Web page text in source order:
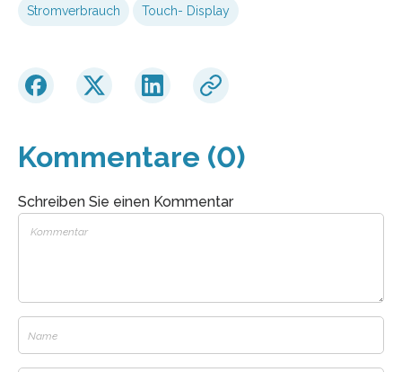
Stromverbrauch Touch- Display
Kommentare (0)
Schreiben Sie einen Kommentar